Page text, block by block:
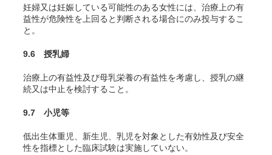
妊婦又は妊娠している可能性のある女性には、治療上の有
益性が危険性を上回ると判断される場合にのみ投与するこ
と。
9.6 授乳婦
治療上の有益性及び母乳栄養の有益性を考慮し、授乳の継
続又は中止を検討すること。
9.7 小児等
低出生体重児、新生児、乳児を対象とした有効性及び安全
性を指標とした臨床試験は実施していない。